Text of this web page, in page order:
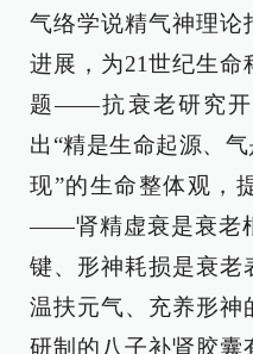
气络学说精气神理论
进展，为21世纪生命
题——抗衰老研究开
出“精是生命起源、
现”的生命整体观，
——肾精虚衰是衰老
键、形神耗损是衰老
温扶元气、充养形神
研制的八子补肾胶囊